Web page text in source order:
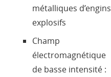
Langue
métalliques d’engins
explosifs
Champ
électromagnétique
de basse intensité :